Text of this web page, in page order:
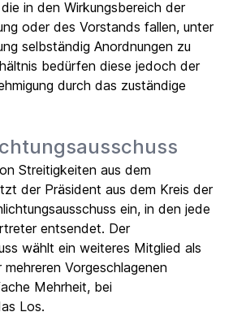
in den Wirkungsbereich der
oder des Vorstands fallen, unter
selbständig Anordnungen zu
bedürfen diese jedoch der
durch das zuständige
Streitigkeiten aus dem
der Präsident aus dem Kreis der
ein, in den jede
entsendet. Der
wählt ein weiteres Mitglied als
Vorgeschlagenen
Mehrheit, bei
Los.